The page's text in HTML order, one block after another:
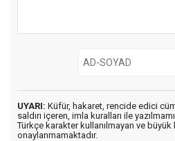
UYARI: Küfür, hakaret, rencide edici
saldırı içeren, imla kuralları ile
Türkçe karakter kullanılmayan ve büyük
onaylanmamaktadır.